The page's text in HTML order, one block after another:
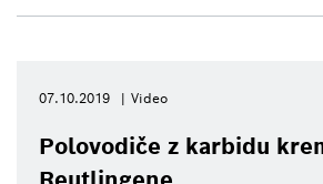
07.10.2019 Video
Polovodiče z karbidu